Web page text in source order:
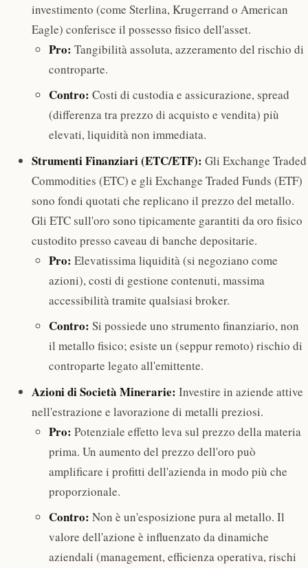
investimento (come Sterlina, Krugerrand o American
Eagle) conferisce il possesso fisico dell'asset.
Pro: Tangibilità assoluta, azzeramento del rischio di
controparte.
Contro: Costi di custodia e assicurazione, spread
(differenza tra prezzo di acquisto e vendita) più
elevati, liquidità non immediata.
Strumenti Finanziari (ETC/ETF): Gli Exchange Traded
Commodities (ETC) e gli Exchange Traded Funds (ETF)
sono fondi quotati che replicano il prezzo del metallo.
Gli ETC sull'oro sono tipicamente garantiti da oro fisico
custodito presso caveau di banche depositarie.
Pro: Elevatissima liquidità (si negoziano come
azioni), costi di gestione contenuti, massima
accessibilità tramite qualsiasi broker.
Contro: Si possiede uno strumento finanziario, non
il metallo fisico; esiste un (seppur remoto) rischio di
controparte legato all'emittente.
Azioni di Società Minerarie: Investire in aziende attive
nell'estrazione e lavorazione di metalli preziosi.
Pro: Potenziale effetto leva sul prezzo della materia
prima. Un aumento del prezzo dell'oro può
amplificare i profitti dell'azienda in modo più che
proporzionale.
Contro: Non è un'esposizione pura al metallo. Il
valore dell'azione è influenzato da dinamiche
aziendali (management, efficienza operativa, rischi